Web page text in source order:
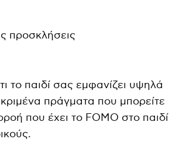
προσκλήσεις
το παιδί σας εμφανίζει υψηλά
πράγματα που μπορείτε
που έχει το FOMO στο παιδί